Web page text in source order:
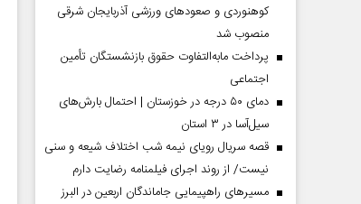
کوهنوردی و صعودهای ورزشی آذربایجان شرقی
منصوب شد
پرداخت مابه‌التفاوت حقوق بازنشستگان تأمین
اجتماعی
دمای ۵۰ درجه در خوزستان | احتمال بارش‌های
سیل‌آسا در ۳ استان
قصه سریال رویای نیمه شب اختلاف شیعه و سنی
نیست/ از روند اجرای فیلمنامه رضایت دارم
مسیر‌های راهپیمایی جاماندگان اربعین در البرز
صفحات نخست روزنامه ها‌ی‌سه‌شنبه ۶ مردادماه